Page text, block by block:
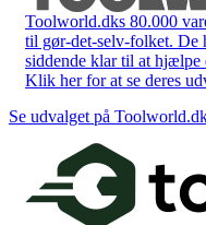
Toolworld.dks 80.000
til gør-det-selv-folket. De
siddende klar til at hjælpe
Klik her for at se deres
Se udvalget på